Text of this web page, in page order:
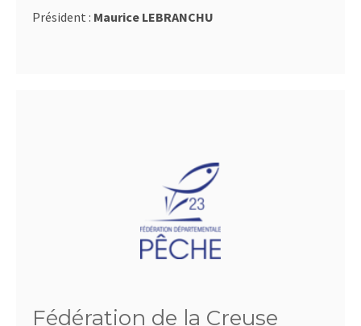
Président : Maurice LEBRANCHU
Fédération de la Creuse